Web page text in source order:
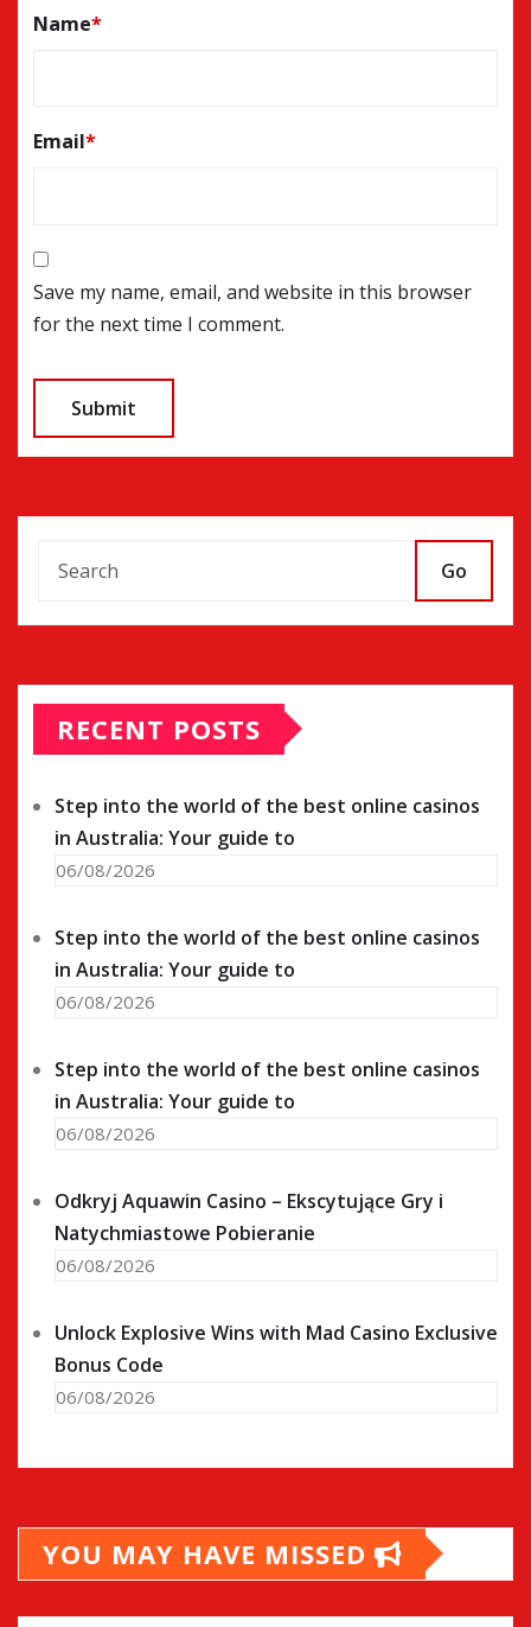
Name*
Email*
Save my name, email, and website in this browser
for the next time I comment.
Go
RECENT POSTS
Step into the world of the best online casinos
in Australia: Your guide to
06/08/2026
Step into the world of the best online casinos
in Australia: Your guide to
06/08/2026
Step into the world of the best online casinos
in Australia: Your guide to
06/08/2026
Odkryj Aquawin Casino – Ekscytujące Gry i
Natychmiastowe Pobieranie
06/08/2026
Unlock Explosive Wins with Mad Casino Exclusive
Bonus Code
06/08/2026
YOU MAY HAVE MISSED